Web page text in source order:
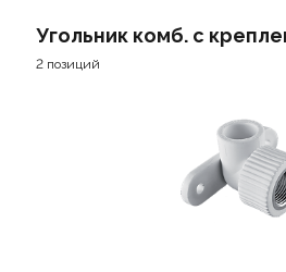
Угольник комб. с
2 позиций